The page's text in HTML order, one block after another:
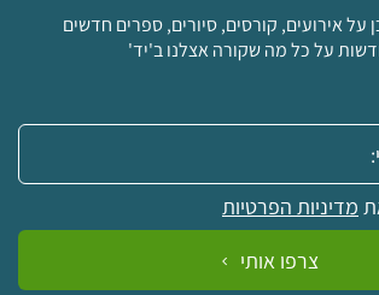
על אירועים, קורסים, סיורים, ספרים חדשים
על כל מה שקורה אצלנו ב'יד'
מדיניות הפרטיות
צרפו אותי